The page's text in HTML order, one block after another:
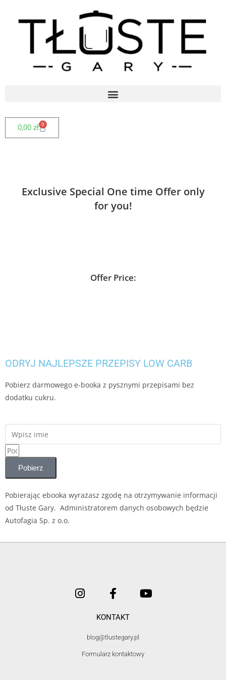
0,00 zł 0
Exclusive Special One time Offer only
for you!
Offer Price:
ODRYJ NAJLEPSZE PRZEPISY LOW CARB
Pobierz darmowego e-booka z pysznymi przepisami bez
dodatku cukru.
Pobierz
Pobierając ebooka wyrażasz zgodę na otrzymywanie informacji
od Tłuste Gary. Administratorem danych osobowych będzie
Autofagia Sp. z o.o.
KONTAKT
blog@tlustegary.pl
Formularz kontaktowy